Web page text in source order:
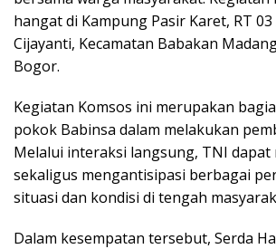
hangat di Kampung Pasir Karet, RT 03
Cijayanti, Kecamatan Babakan
Bogor.
​Kegiatan Komsos ini merupakan
pokok Babinsa dalam melakukan
Melalui interaksi langsung, TNI dapat
sekaligus mengantisipasi berbagai
situasi dan kondisi di tengah
​Dalam kesempatan tersebut, Serda